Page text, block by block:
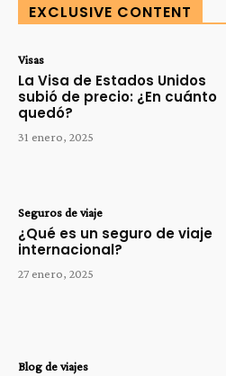
EXCLUSIVE CONTENT
Visas
La Visa de Estados Unidos
subió de precio: ¿En cuánto
quedó?
31 enero, 2025
Seguros de viaje
¿Qué es un seguro de viaje
internacional?
27 enero, 2025
Blog de viajes